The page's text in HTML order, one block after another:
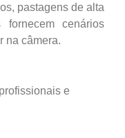
pastagens de alta
fornecem cenários
na câmera.
e